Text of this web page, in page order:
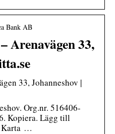
Bank AB
Arenavägen 33,
33, Johanneshov |
Org.nr. 516406-
Kopiera. Lägg till
Karta …